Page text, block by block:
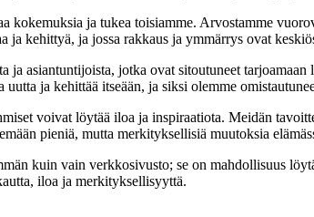
kokemuksia ja tukea toisiamme. Arvostamme
kehittyä, ja jossa rakkaus ja ymmärrys ovat
asiantuntijoista, jotka ovat sitoutuneet
ja kehittää itseään, ja siksi olemme
voivat löytää iloa ja inspiraatiota. Meidän
pieniä, mutta merkityksellisiä muutoksia
kuin vain verkkosivusto; se on mahdollisuus
iloa ja merkityksellisyyttä.